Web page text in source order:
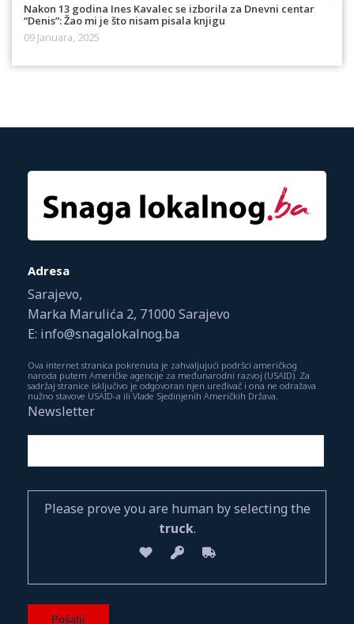
Nakon 13 godina Ines Kavalec se izborila za Dnevni centar
“Denis”: Žao mi je što nisam pisala knjigu
09 Januara, 2025
Adresa
Sarajevo,
Marka Marulića 2, 71000 Sarajevo
E: info@snagalokalnog.ba
Ova internet stranica pokrenuta je zahvaljujući podršci američkog
naroda putem Američke agencije za međunarodni razvoj (USAID). Za
sadržaj stranice isključivo je odgovoran njen uređivač i ona ne odražava
nužno stavove USAID-a ili Vlade Sjedinjenih Američkih Država.
Newsletter
Please prove you are human by selecting the
truck.